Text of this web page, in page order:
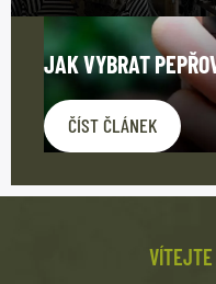
JAK VYBRAT
ČÍST ČLÁNEK
VÍTEJTE